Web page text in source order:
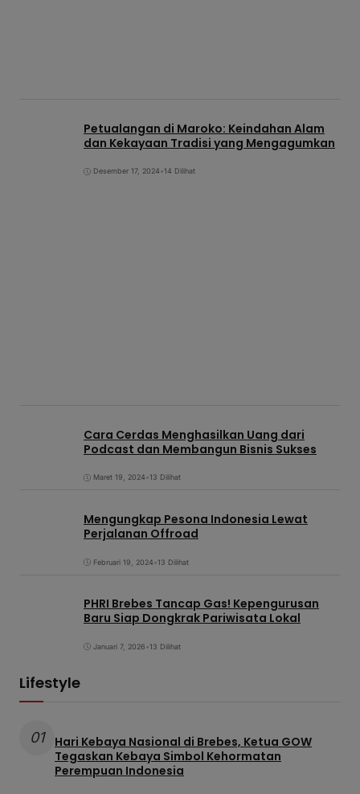
Petualangan di Maroko: Keindahan Alam
dan Kekayaan Tradisi yang Mengagumkan
Desember 17, 2024•14 Dilihat
Cara Cerdas Menghasilkan Uang dari
Podcast dan Membangun Bisnis Sukses
Maret 19, 2024•13 Dilihat
Mengungkap Pesona Indonesia Lewat
Perjalanan Offroad
Februari 19, 2024•13 Dilihat
PHRI Brebes Tancap Gas! Kepengurusan
Baru Siap Dongkrak Pariwisata Lokal
Januari 7, 2026•13 Dilihat
Lifestyle
01
Hari Kebaya Nasional di Brebes, Ketua GOW
Tegaskan Kebaya Simbol Kehormatan
Perempuan Indonesia